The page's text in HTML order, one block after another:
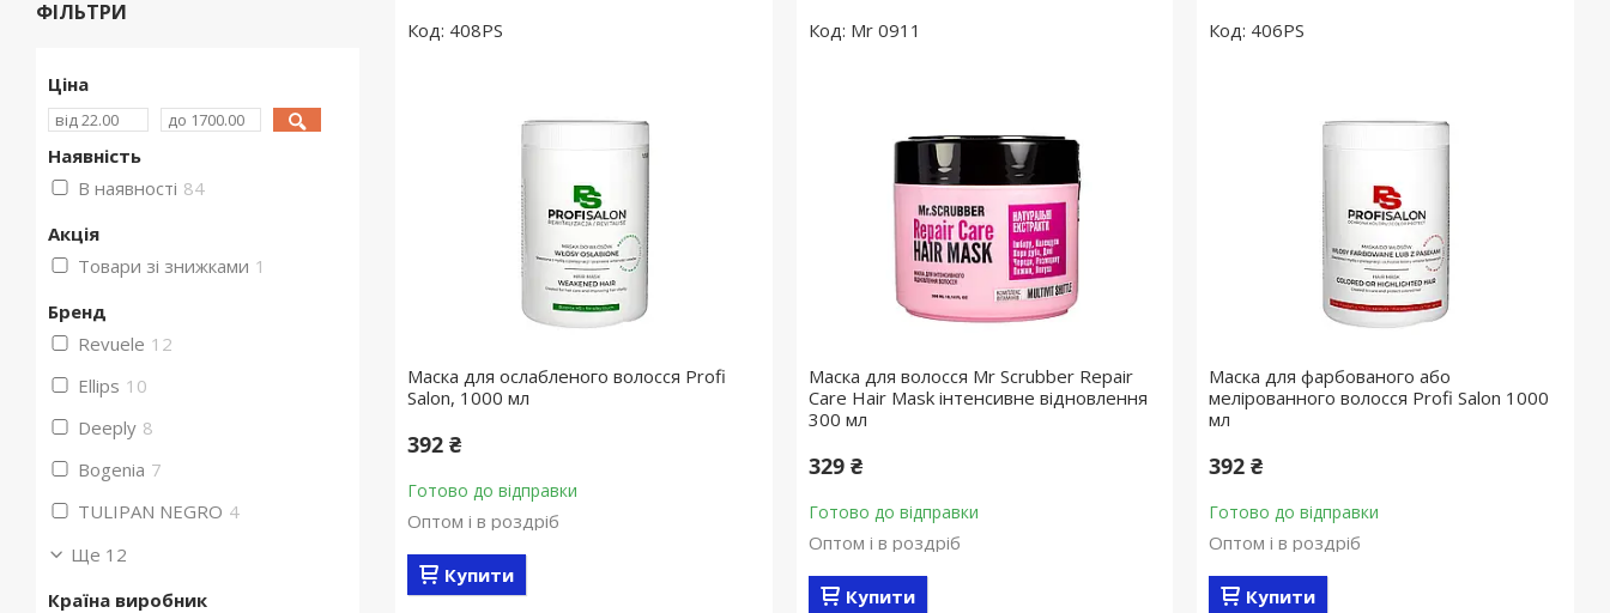
408PS
Маска для ослабленого волосся Profi
Salon, 1000 мл
392 ₴
Готово до відправки
Оптом і в роздріб
Купити
Mr 0911
Маска для волосся Mr Scrubber Repair
Care Hair Mask інтенсивне відновлення
300 мл
329 ₴
Готово до відправки
Оптом і в роздріб
Купити
406PS
Маска для фарбованого або
мелірованного волосся Profi Salon 1000
мл
392 ₴
Готово до відправки
Оптом і в роздріб
Купити
ФІЛЬТРИ
Ціна
Наявність
В наявності 84
Акція
Товари зі знижками 1
Бренд
Revuele 12
Ellips 10
Deeply 8
Bogenia 7
TULIPAN NEGRO 4
Ще 12
Країна виробник